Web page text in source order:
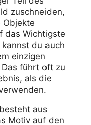
zuschneiden,
Objekte
das Wichtigste
du auch
einzigen
führt oft zu
als die
aus
Motiv auf den